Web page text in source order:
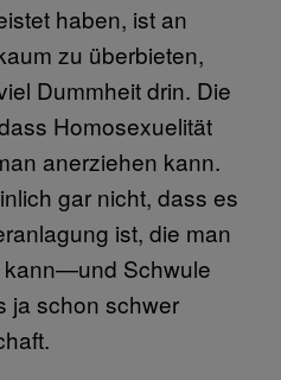
haben, ist an
zu überbieten,
Dummheit drin. Die
Homosexuelität
anerziehen kann.
gar nicht, dass es
ist, die man
Schwule
ja schon schwer